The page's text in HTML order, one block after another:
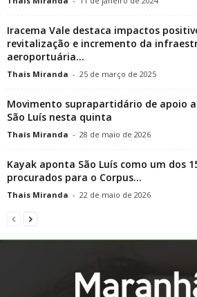
Iracema Vale destaca impactos
revitalização e incremento da
aeroportuária...
Thais Miranda - 25 de março de 2025
Movimento suprapartidário de apoio
São Luís nesta quinta
Thais Miranda - 28 de maio de 2026
Kayak aponta São Luís como um dos
procurados para o Corpus...
Thais Miranda - 22 de maio de 2026